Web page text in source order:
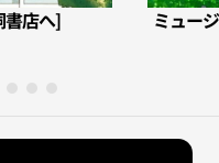
書店へ] ミュー